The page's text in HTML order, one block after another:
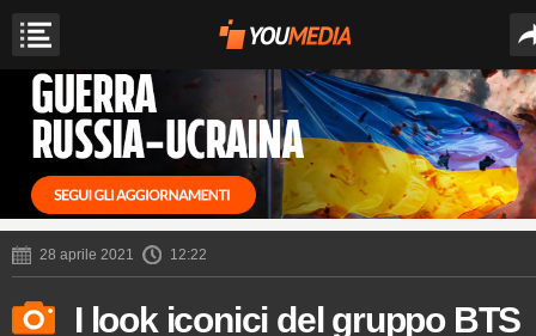
28 aprile 2021 12:22
I look iconici del gruppo BTS